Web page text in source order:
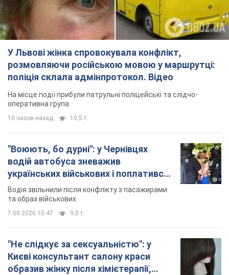
У Львові жінка спровокувала конфлікт,
розмовляючи російською мовою у маршрутці:
поліція склала адмінпротокол. Відео
На місце події прибули патрульні поліцейські та слідчо-
оперативна група
10 часов назад 10,5 т.
"Воюють, бо дурні": у Чернівцях
водій автобуса зневажив
українських військових і поплатився.
Відео
Водія звільнили після конфлікту з пасажирами
та образ військових
7.08.2026 15:47 9,0 т.
"Не слідкує за сексуальністю": у
Києві консультант салону краси
образив жінку після хімієтерапії,